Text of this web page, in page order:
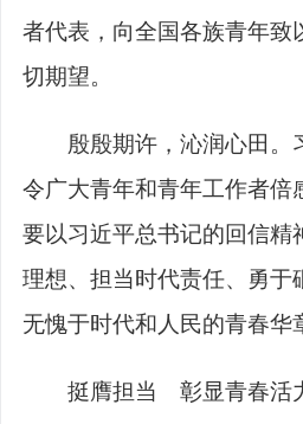
者代表，向全国各族青年致
切期望。
殷殷期许，沁润心田。
令广大青年和青年工作者倍
要以习近平总书记的回信精
理想、担当时代责任、勇于
无愧于时代和人民的青春华
挺膺担当 彰显青春活